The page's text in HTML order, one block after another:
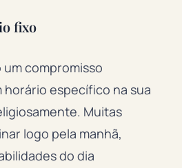
fixo
compromisso
horário específico na sua
Muitas
logo pela manhã,
do dia